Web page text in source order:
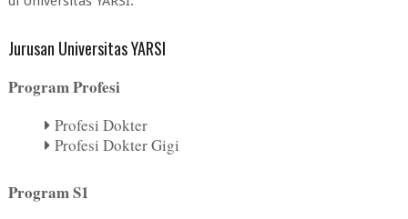
Jurusan Universitas YARSI
Program Profesi
Profesi Dokter
Profesi Dokter Gigi
Program S1